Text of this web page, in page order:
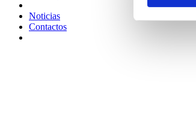
Noticias
Contactos